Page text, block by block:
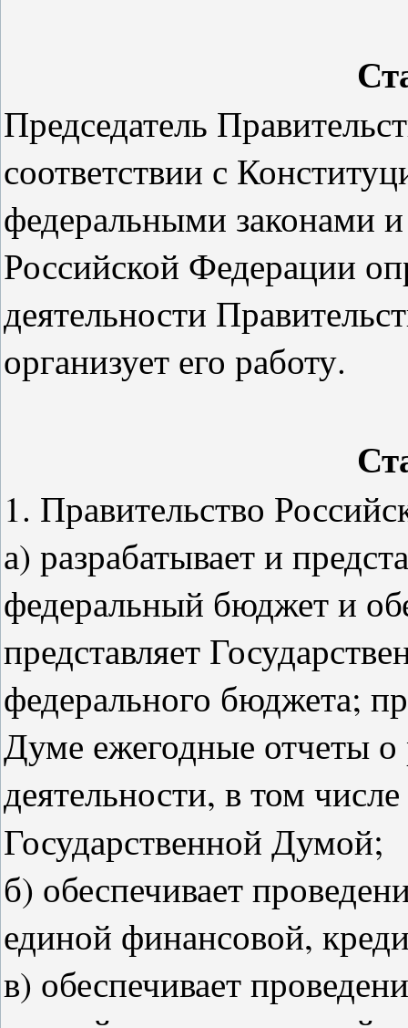
Председатель
соответствии с
федеральными законами
Российской Федерации
деятельности
организует его работу.
1. Правительство
а) разрабатывает и
федеральный бюджет и
представляет
федерального бюджета;
Думе ежегодные отчеты о
деятельности, в том
Государственной Думой;
б) обеспечивает
единой финансовой,
в) обеспечивает